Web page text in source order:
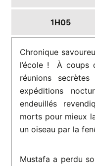
1H05
Chronique
l’école ! À coups
réunions
expéditions
endeuillés
morts pour mieux
un oiseau par la
Mustafa a perdu